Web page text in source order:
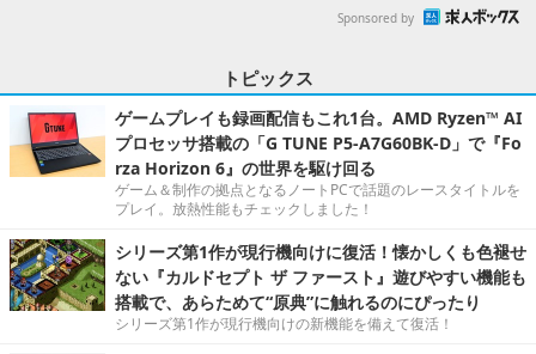
Sponsored by
トピックス
ゲームプレイも録画配信もこれ1台。AMD Ryzen™ AI
プロセッサ搭載の「G TUNE P5-A7G60BK-D」で『Fo
rza Horizon 6』の世界を駆け回る
ゲーム＆制作の拠点となるノートPCで話題のレースタイトルを
プレイ。放熱性能もチェックしました！
シリーズ第1作が現行機向けに復活！懐かしくも色褪せ
ない『カルドセプト ザ ファースト』遊びやすい機能も
搭載で、あらためて“原典”に触れるのにぴったり
シリーズ第1作が現行機向けの新機能を備えて復活！